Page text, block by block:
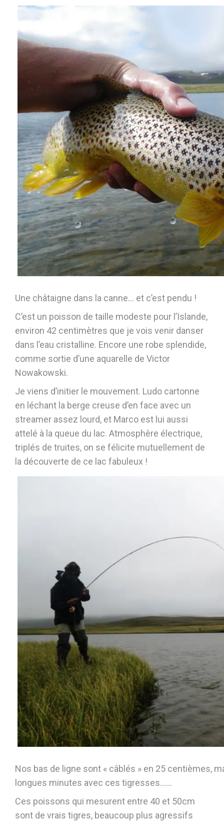
Une châtaigne dans la canne… et c’est pendu !
C’est un poisson de taille modeste pour l’Islande,
environ 42 centimètres que je vois venir danser
dans l’eau cristalline. Encore une robe splendide,
comme sortie d’une aquarelle de Victor
Nowakowski.
Je viens d’initier le mouvement. Ludo cartonne
en léchant la berge creuse d’en face avec un
streamer assez lourd, et Marco est lui aussi
attelé à la queue du lac. Atmosphère électrique,
triplés de truites, on se félicite mutuellement de
la découverte de ce lac fabuleux !
Nos bas de ligne sont « câblés » en 25 centièmes,
longues minutes avec ces tigresses……
Ces poissons qui mesurent entre 40 et 50cm
sont de vrais tigres, beaucoup plus agressifs